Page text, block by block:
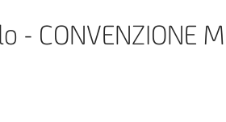
CONVENZIONE